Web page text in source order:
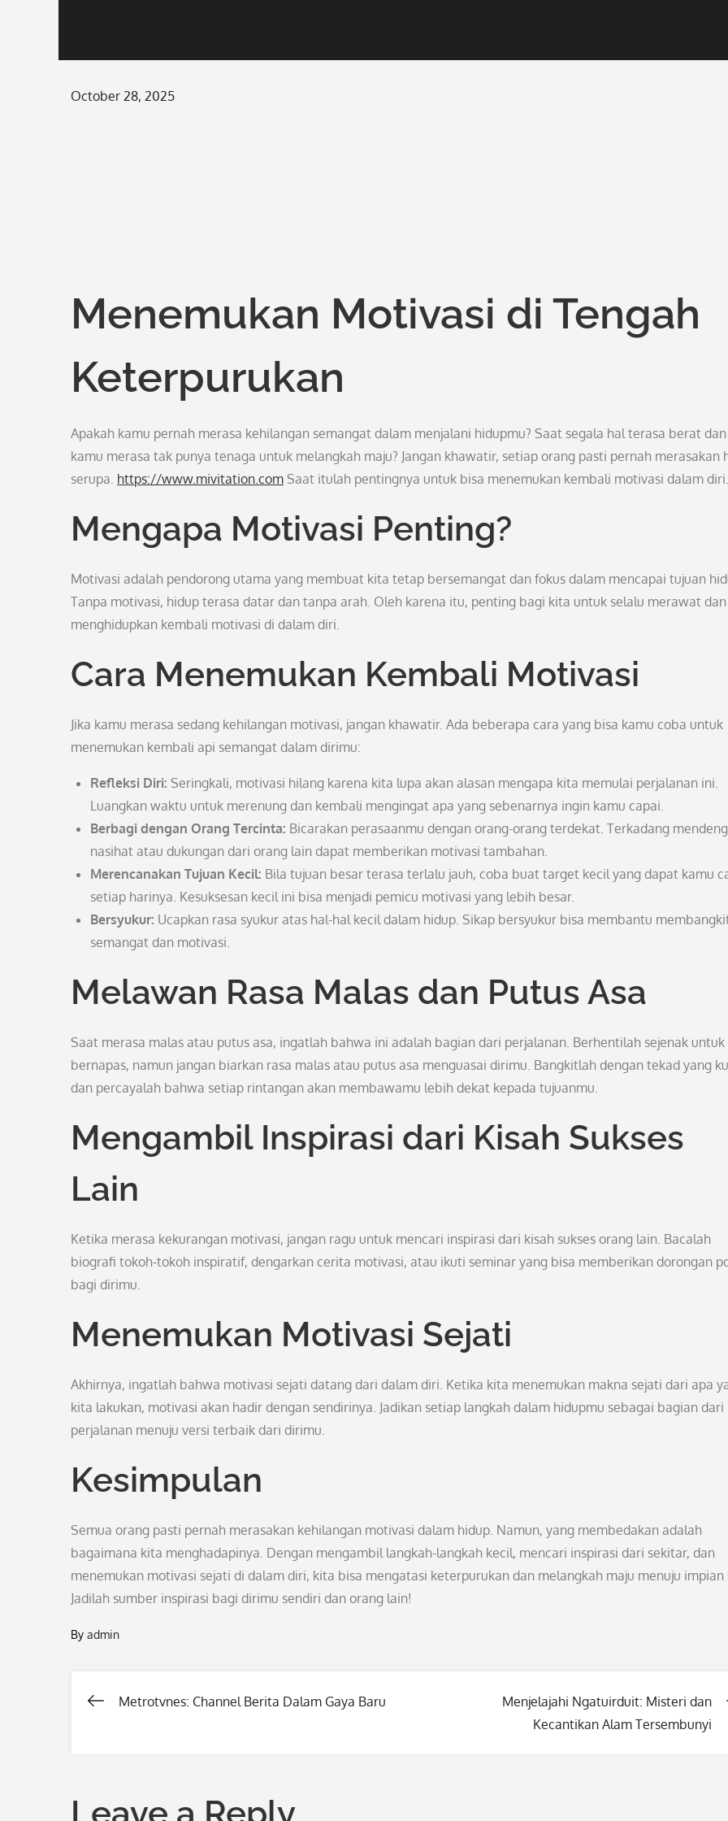
Posted
October 28, 2025
Menemukan Motivasi di Tengah
Keterpurukan
Apakah kamu pernah merasa kehilangan semangat dalam menjalani hidupmu? Saat segala hal terasa berat dan
kamu merasa tak punya tenaga untuk melangkah maju? Jangan khawatir, setiap orang pasti pernah merasakan
serupa. https://www.mivitation.com Saat itulah pentingnya untuk bisa menemukan kembali motivasi dalam diri.
Mengapa Motivasi Penting?
Motivasi adalah pendorong utama yang membuat kita tetap bersemangat dan fokus dalam mencapai tujuan
Tanpa motivasi, hidup terasa datar dan tanpa arah. Oleh karena itu, penting bagi kita untuk selalu merawat dan
menghidupkan kembali motivasi di dalam diri.
Cara Menemukan Kembali Motivasi
Jika kamu merasa sedang kehilangan motivasi, jangan khawatir. Ada beberapa cara yang bisa kamu coba untuk
menemukan kembali api semangat dalam dirimu:
Refleksi Diri: Seringkali, motivasi hilang karena kita lupa akan alasan mengapa kita memulai perjalanan ini.
Luangkan waktu untuk merenung dan kembali mengingat apa yang sebenarnya ingin kamu capai.
Berbagi dengan Orang Tercinta: Bicarakan perasaanmu dengan orang-orang terdekat. Terkadang
nasihat atau dukungan dari orang lain dapat memberikan motivasi tambahan.
Merencanakan Tujuan Kecil: Bila tujuan besar terasa terlalu jauh, coba buat target kecil yang dapat kamu
setiap harinya. Kesuksesan kecil ini bisa menjadi pemicu motivasi yang lebih besar.
Bersyukur: Ucapkan rasa syukur atas hal-hal kecil dalam hidup. Sikap bersyukur bisa membantu
semangat dan motivasi.
Melawan Rasa Malas dan Putus Asa
Saat merasa malas atau putus asa, ingatlah bahwa ini adalah bagian dari perjalanan. Berhentilah sejenak untuk
bernapas, namun jangan biarkan rasa malas atau putus asa menguasai dirimu. Bangkitlah dengan tekad yang
dan percayalah bahwa setiap rintangan akan membawamu lebih dekat kepada tujuanmu.
Mengambil Inspirasi dari Kisah Sukses
Lain
Ketika merasa kekurangan motivasi, jangan ragu untuk mencari inspirasi dari kisah sukses orang lain. Bacalah
biografi tokoh-tokoh inspiratif, dengarkan cerita motivasi, atau ikuti seminar yang bisa memberikan dorongan
bagi dirimu.
Menemukan Motivasi Sejati
Akhirnya, ingatlah bahwa motivasi sejati datang dari dalam diri. Ketika kita menemukan makna sejati dari apa
kita lakukan, motivasi akan hadir dengan sendirinya. Jadikan setiap langkah dalam hidupmu sebagai bagian dari
perjalanan menuju versi terbaik dari dirimu.
Kesimpulan
Semua orang pasti pernah merasakan kehilangan motivasi dalam hidup. Namun, yang membedakan adalah
bagaimana kita menghadapinya. Dengan mengambil langkah-langkah kecil, mencari inspirasi dari sekitar, dan
menemukan motivasi sejati di dalam diri, kita bisa mengatasi keterpurukan dan melangkah maju menuju impian
Jadilah sumber inspirasi bagi dirimu sendiri dan orang lain!
By admin
Post
Metrotvnes: Channel Berita Dalam Gaya Baru
Menjelajahi Ngatuirduit: Misteri dan
Kecantikan Alam Tersembunyi